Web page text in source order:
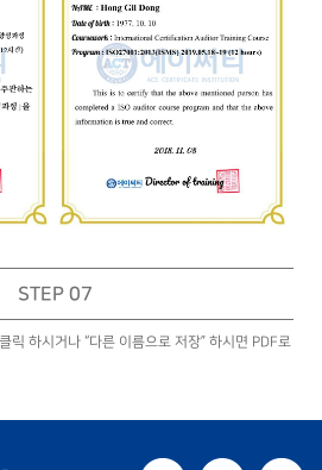
STEP 07
릭 하시거나 “다른 이름으로 저장” 하시면 PDF로